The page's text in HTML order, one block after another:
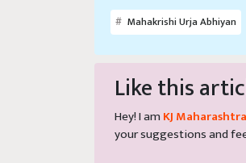
Mahakrishi Urja Abhiyan
Like this
Hey! I am KJ Maharashtra
your suggestions and